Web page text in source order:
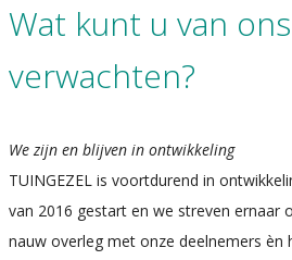
Wat kunt u van ons
verwachten?
We zijn en blijven in ontwikkeling
TUINGEZEL is voortdurend in
van 2016 gestart en we streven ernaar
nauw overleg met onze deelnemers èn